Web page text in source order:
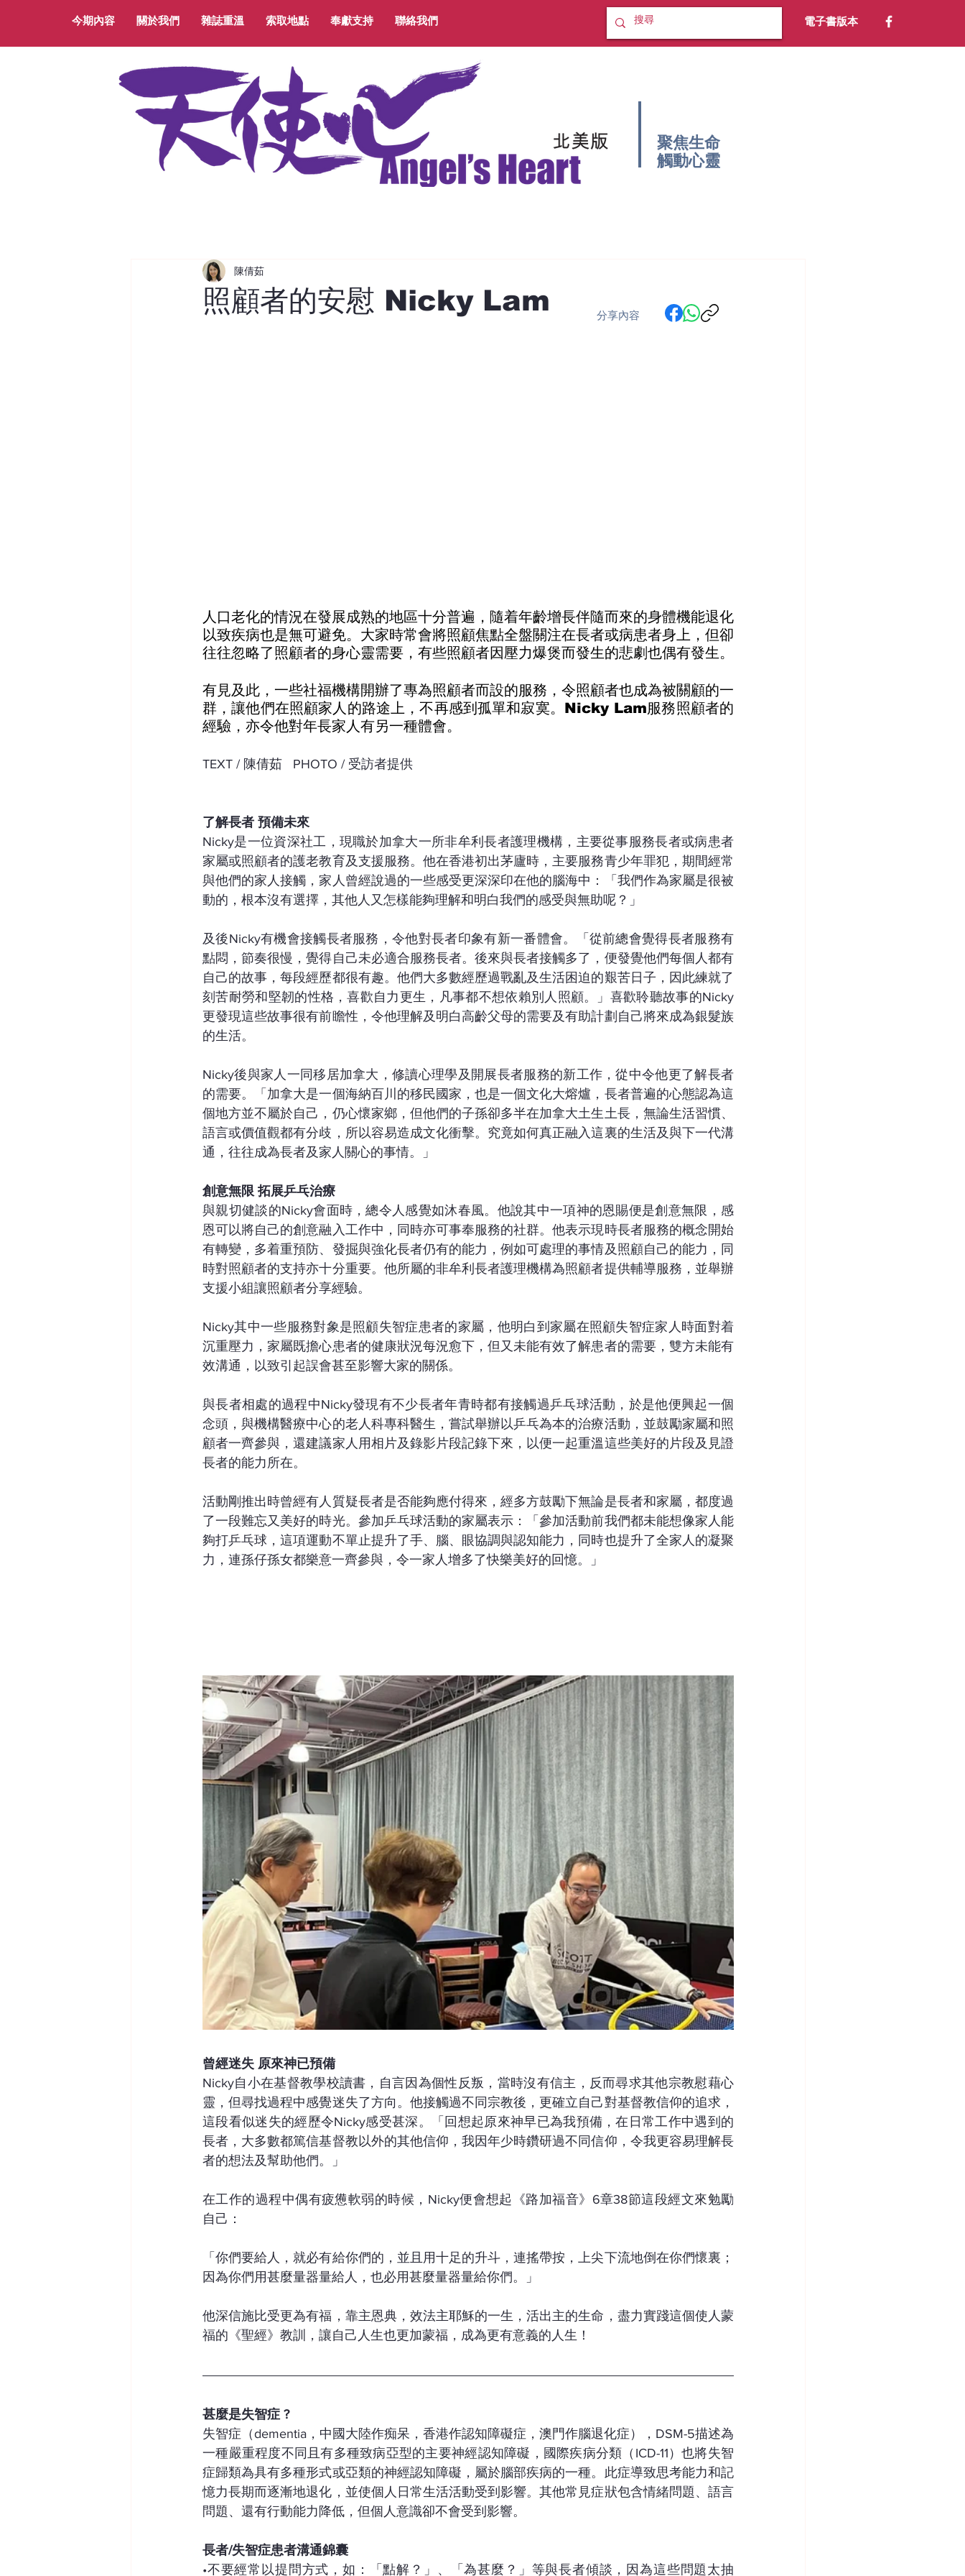
今期內容 關於我們 雜誌重溫 索取地點 奉獻支持 聯絡我們 電子書版本
聚焦生命
​觸動心靈
照顧者的安慰 Nicky Lam
陳倩茹
人口老化的情況在發展成熟的地區十分普遍，隨着年齡增長伴隨而來的身體機能退化
以致疾病也是無可避免。大家時常會將照顧焦點全盤關注在長者或病患者身上，但卻
往往忽略了照顧者的身心靈需要，有些照顧者因壓力爆煲而發生的悲劇也偶有發生。
有見及此，一些社福機構開辦了專為照顧者而設的服務，令照顧者也成為被關顧的一
群，讓他們在照顧家人的路途上，不再感到孤單和寂寞。Nicky Lam服務照顧者的
經驗，亦令他對年長家人有另一種體會。
TEXT / 陳倩茹   PHOTO / 受訪者提供
了解長者 預備未來
Nicky是一位資深社工，現職於加拿大一所非牟利長者護理機構，主要從事服務長者或病患者
家屬或照顧者的護老教育及支援服務。他在香港初出茅廬時，主要服務青少年罪犯，期間經常
與他們的家人接觸，家人曾經說過的一些感受更深深印在他的腦海中：「我們作為家屬是很被
動的，根本沒有選擇，其他人又怎樣能夠理解和明白我們的感受與無助呢？」
及後Nicky有機會接觸長者服務，令他對長者印象有新一番體會。「從前總會覺得長者服務有
點悶，節奏很慢，覺得自己未必適合服務長者。後來與長者接觸多了，便發覺他們每個人都有
自己的故事，每段經歷都很有趣。他們大多數經歷過戰亂及生活困迫的艱苦日子，因此練就了
刻苦耐勞和堅韌的性格，喜歡自力更生，凡事都不想依賴別人照顧。」喜歡聆聽故事的Nicky
更發現這些故事很有前瞻性，令他理解及明白高齡父母的需要及有助計劃自己將來成為銀髮族
的生活。
Nicky後與家人一同移居加拿大，修讀心理學及開展長者服務的新工作，從中令他更了解長者
的需要。「加拿大是一個海納百川的移民國家，也是一個文化大熔爐，長者普遍的心態認為這
個地方並不屬於自己，仍心懷家鄉，但他們的子孫卻多半在加拿大土生土長，無論生活習慣、
語言或價值觀都有分歧，所以容易造成文化衝擊。究竟如何真正融入這裏的生活及與下一代溝
通，往往成為長者及家人關心的事情。」
創意無限 拓展乒乓治療
與親切健談的Nicky會面時，總令人感覺如沐春風。他說其中一項神的恩賜便是創意無限，感
恩可以將自己的創意融入工作中，同時亦可事奉服務的社群。他表示現時長者服務的概念開始
有轉變，多着重預防、發掘與強化長者仍有的能力，例如可處理的事情及照顧自己的能力，同
時對照顧者的支持亦十分重要。他所屬的非牟利長者護理機構為照顧者提供輔導服務，並舉辦
支援小組讓照顧者分享經驗。
Nicky其中一些服務對象是照顧失智症患者的家屬，他明白到家屬在照顧失智症家人時面對着
沉重壓力，家屬既擔心患者的健康狀況每況愈下，但又未能有效了解患者的需要，雙方未能有
效溝通，以致引起誤會甚至影響大家的關係。
與長者相處的過程中Nicky發現有不少長者年青時都有接觸過乒乓球活動，於是他便興起一個
念頭，與機構醫療中心的老人科專科醫生，嘗試舉辦以乒乓為本的治療活動，並鼓勵家屬和照
顧者一齊參與，還建議家人用相片及錄影片段記錄下來，以便一起重溫這些美好的片段及見證
長者的能力所在。
活動剛推出時曾經有人質疑長者是否能夠應付得來，經多方鼓勵下無論是長者和家屬，都度過
了一段難忘又美好的時光。參加乒乓球活動的家屬表示：「參加活動前我們都未能想像家人能
夠打乒乓球，這項運動不單止提升了手、腦、眼協調與認知能力，同時也提升了全家人的凝聚
力，連孫仔孫女都樂意一齊參與，令一家人增多了快樂美好的回憶。」
曾經迷失 原來神已預備
Nicky自小在基督教學校讀書，自言因為個性反叛，當時沒有信主，反而尋求其他宗教慰藉心
靈，但尋找過程中感覺迷失了方向。他接觸過不同宗教後，更確立自己對基督教信仰的追求，
這段看似迷失的經歷令Nicky感受甚深。「回想起原來神早已為我預備，在日常工作中遇到的
長者，大多數都篤信基督教以外的其他信仰，我因年少時鑽研過不同信仰，令我更容易理解長
者的想法及幫助他們。」
在工作的過程中偶有疲憊軟弱的時候，Nicky便會想起《路加福音》6章38節這段經文來勉勵
自己：
「你們要給人，就必有給你們的，並且用十足的升斗，連搖帶按，上尖下流地倒在你們懷裏；
因為你們用甚麼量器量給人，也必用甚麼量器量給你們。」
他深信施比受更為有福，靠主恩典，效法主耶穌的一生，活出主的生命，盡力實踐這個使人蒙
福的《聖經》教訓，讓自己人生也更加蒙福，成為更有意義的人生！
甚麼是失智症 ?
失智症（dementia，中國大陸作痴呆，香港作認知障礙症，澳門作腦退化症），DSM-5描述為
一種嚴重程度不同且有多種致病亞型的主要神經認知障礙，國際疾病分類（ICD-11）也將失智
症歸類為具有多種形式或亞類的神經認知障礙，屬於腦部疾病的一種。此症導致思考能力和記
憶力長期而逐漸地退化，並使個人日常生活活動受到影響。其他常見症狀包含情緒問題、語言
問題、還有行動能力降低，但個人意識卻不會受到影響。
長者/失智症患者溝通錦囊
•不要經常以提問方式，如：「點解？」、「為甚麼？」等與長者傾談，因為這些問題太抽
分享內容